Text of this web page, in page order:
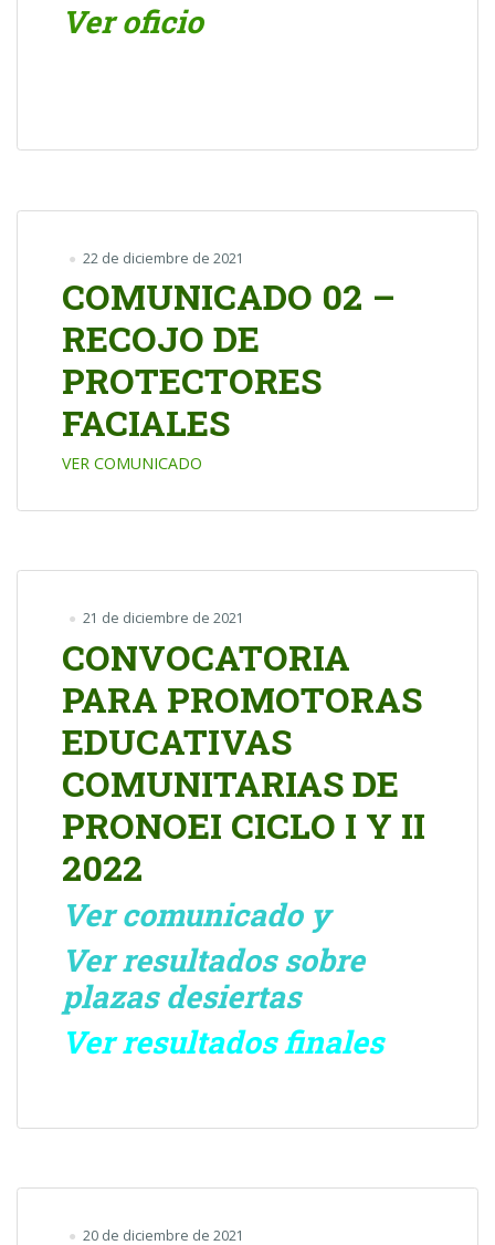
Ver oficio
22 de diciembre de 2021
COMUNICADO 02 –
RECOJO DE
PROTECTORES
FACIALES
VER COMUNICADO
21 de diciembre de 2021
CONVOCATORIA
PARA PROMOTORAS
EDUCATIVAS
COMUNITARIAS DE
PRONOEI CICLO I Y II
2022
Ver comunicado y
Ver resultados sobre
plazas desiertas
Ver resultados finales
20 de diciembre de 2021